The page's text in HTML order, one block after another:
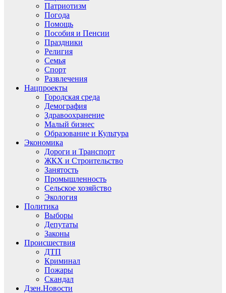
Патриотизм
Погода
Помощь
Пособия и Пенсии
Праздники
Религия
Семья
Спорт
Развлечения
Нацпроекты
Городская среда
Демография
Здравоохранение
Малый бизнес
Образование и Культура
Экономика
Дороги и Транспорт
ЖКХ и Строительство
Занятость
Промышленность
Сельское хозяйство
Экология
Политика
Выборы
Депутаты
Законы
Происшествия
ДТП
Криминал
Пожары
Скандал
Дзен.Новости